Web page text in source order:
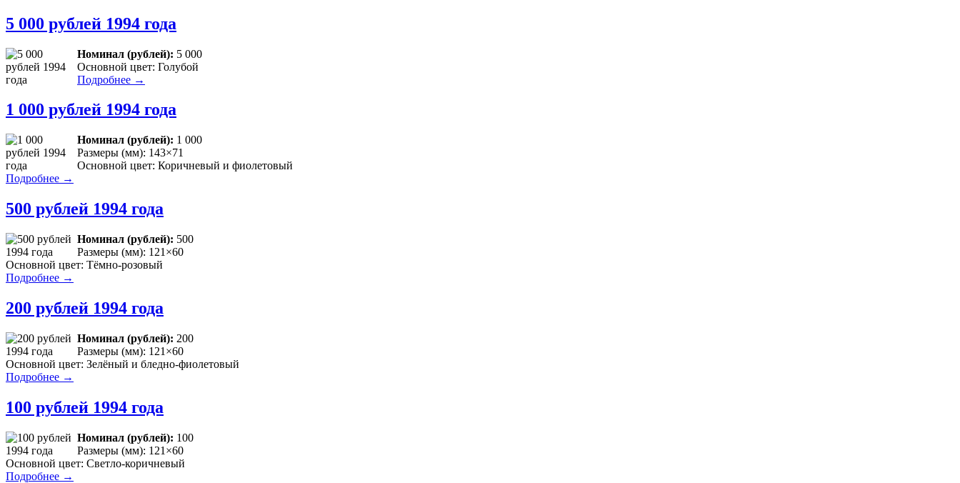
5 000 рублей 1994 года
Номинал (рублей): 5 000
Основной цвет: Голубой
Подробнее →
1 000 рублей 1994 года
Номинал (рублей): 1 000
Размеры (мм): 143×71
Основной цвет: Коричневый и фиолетовый
Подробнее →
500 рублей 1994 года
Номинал (рублей): 500
Размеры (мм): 121×60
Основной цвет: Тёмно-розовый
Подробнее →
200 рублей 1994 года
Номинал (рублей): 200
Размеры (мм): 121×60
Основной цвет: Зелёный и бледно-фиолетовый
Подробнее →
100 рублей 1994 года
Номинал (рублей): 100
Размеры (мм): 121×60
Основной цвет: Светло-коричневый
Подробнее →